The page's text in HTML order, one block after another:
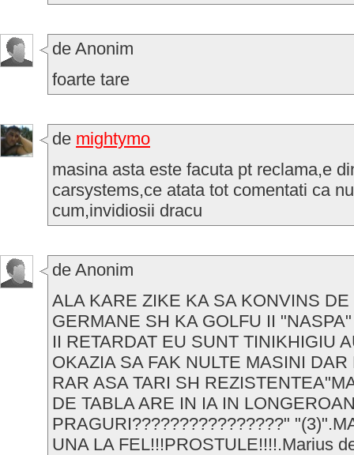
de Anonim
foarte tare
de mightymo
masina asta este facuta pt reclama,e
carsystems,ce atata tot comentati ca
cum,invidiosii dracu
de Anonim
ALA KARE ZIKE KA SA KONVINS
GERMANE SH KA GOLFU II "NASPA"
II RETARDAT EU SUNT TINIKHIGIU
OKAZIA SA FAK NULTE MASINI
RAR ASA TARI SH
DE TABLA ARE IN IA IN
PRAGURI????????????????"
UNA LA FEL!!!PROSTULE!!!!.Marius